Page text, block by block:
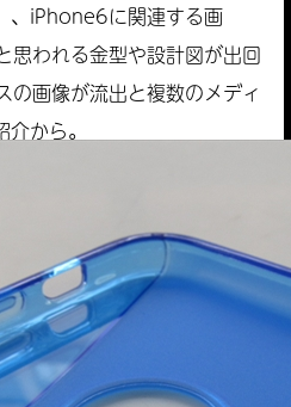
、iPhone6に関連する画
われる金型や設計図が出回
画像が流出と複数のメディ
から。